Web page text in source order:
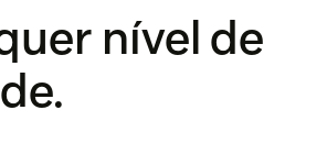
nível de